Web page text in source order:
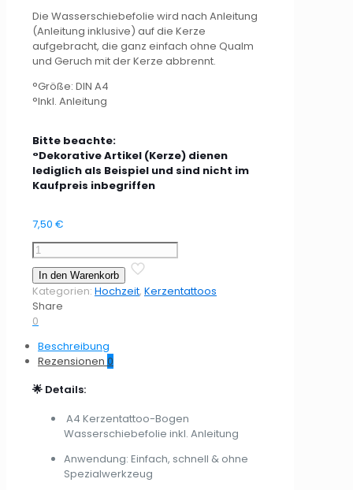
Die Wasserschiebefolie wird nach Anleitung
(Anleitung inklusive) auf die Kerze
aufgebracht, die ganz einfach ohne Qualm
und Geruch mit der Kerze abbrennt.
°Größe: DIN A4
°Inkl. Anleitung
Bitte beachte:
°Dekorative Artikel (Kerze) dienen
lediglich als Beispiel und sind nicht im
Kaufpreis inbegriffen
7,50 €
Kerzentattoo
Gold
Hochzeit
Menge
In den Warenkorb
Kategorien: Hochzeit, Kerzentattoos
Share
0
Beschreibung
Rezensionen 0
🌟 Details:
A4 Kerzentattoo-Bogen
Wasserschiebefolie inkl. Anleitung
Anwendung: Einfach, schnell & ohne
Spezialwerkzeug